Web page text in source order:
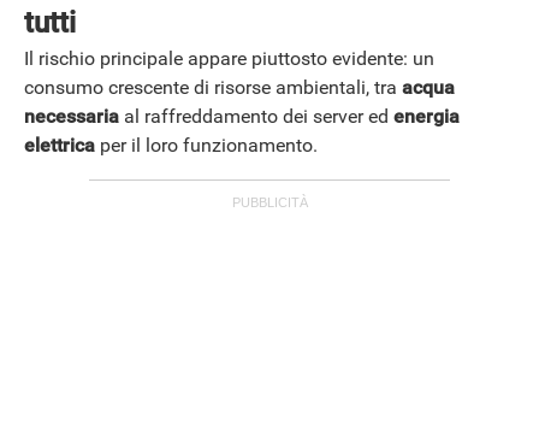
tutti
Il rischio principale appare piuttosto evidente: un
consumo crescente di risorse ambientali, tra acqua
necessaria al raffreddamento dei server ed energia
elettrica per il loro funzionamento.